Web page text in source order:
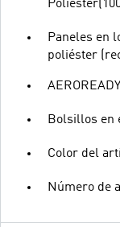
Paneles en
poliéster
AEROREADY
Bolsillos en
Color del
Número de